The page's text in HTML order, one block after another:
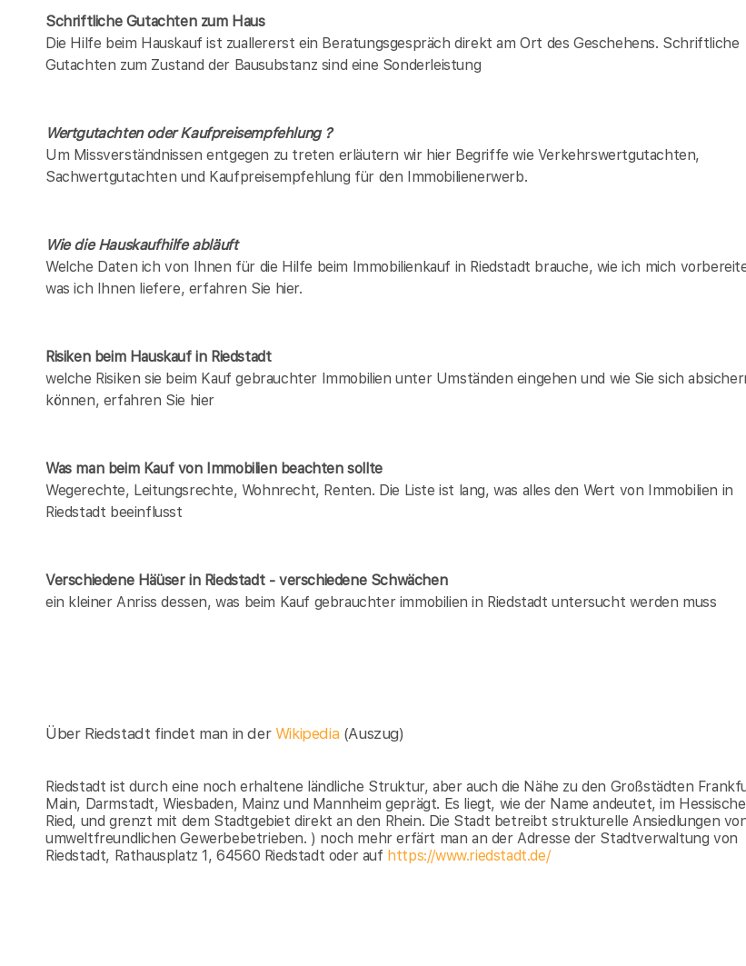
Schriftliche Gutachten zum Haus
Die Hilfe beim Hauskauf ist zuallererst ein Beratungsgespräch direkt am Ort des Geschehens. Schriftliche
Gutachten zum Zustand der Bausubstanz sind eine Sonderleistung
Wertgutachten oder Kaufpreisempfehlung ?
Um Missverständnissen entgegen zu treten erläutern wir hier Begriffe wie Verkehrswertgutachten,
Sachwertgutachten und Kaufpreisempfehlung für den Immobilienerwerb.
Wie die Hauskaufhilfe abläuft
Welche Daten ich von Ihnen für die Hilfe beim Immobilienkauf in Riedstadt brauche, wie ich mich
was ich Ihnen liefere, erfahren Sie hier.
Risiken beim Hauskaufin Riedstadt
welche Risiken sie beim Kauf gebrauchter Immobilien unter Umständen eingehen und wie Sie sich
können, erfahren Sie hier
Was man beim Kauf von Immobilien beachten sollte
Wegerechte, Leitungsrechte, Wohnrecht, Renten. Die Liste ist lang, was alles den Wert von Immobilien in
Riedstadt beeinflusst
Verschiedene Häüser in Riedstadt - verschiedene Schwächen
ein kleiner Anriss dessen, was beim Kauf gebrauchter immobilien in Riedstadt untersucht werden muss
Über Riedstadt findet man in der Wikipedia (Auszug)
Riedstadt ist durch eine noch erhaltene ländliche Struktur, aber auch die Nähe zu den Großstädten
Main, Darmstadt, Wiesbaden, Mainz und Mannheim geprägt. Es liegt, wie der Name andeutet, im
Ried, und grenzt mit dem Stadtgebiet direkt an den Rhein. Die Stadt betreibt strukturelle Ansiedlungen
umweltfreundlichen Gewerbebetrieben. ) noch mehr erfärt man an der Adresse der Stadtverwaltung von
Riedstadt, Rathausplatz 1, 64560 Riedstadt oder auf https://www.riedstadt.de/